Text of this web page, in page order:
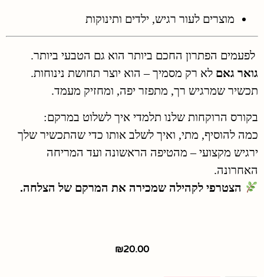
מוצרים לעור רגיש, ילדים ותינוקות
לפעמים הפתרון החכם ביותר הוא גם הטבעי ביותר.
גואר גאם לא רק מסמיך – הוא יוצר תחושת נינוחות.
תכשיר שמרגיש רך, מתפזר יפה, ומחזיק מעמד.
בקורס הרוקחות שלנו תלמדי איך לשלוט במרקם:
כמה להוסיף, מתי, ואיך לשלב אותו כדי שהתכשיר שלך
ירגיש מקצועי – מהטיפה הראשונה ועד המריחה
האחרונה.
הצטרפי לקהילה שמכירה את המרקם של הצלחה.
₪20.00